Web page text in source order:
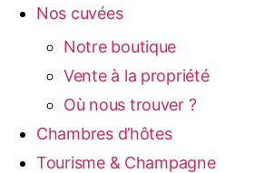
Nos cuvées
Notre boutique
Vente à la propriété
Où nous trouver ?
Chambres d’hôtes
Tourisme & Champagne